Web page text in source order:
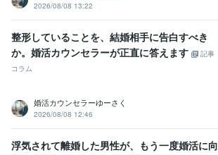
2026/08/08 13:22
整形していることを、結婚相手に告白すべき
か。婚活カウンセラーが正直に答えます
記事
コラム
婚活カウンセラーゆーさく
2026/08/08 12:46
浮気されて離婚した男性が、もう一度婚活に向